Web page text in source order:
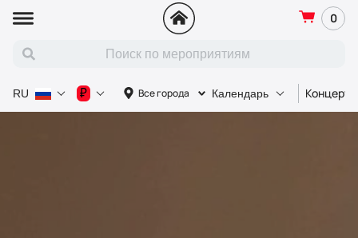
0
Все города Календарь Концерт
RU ₽